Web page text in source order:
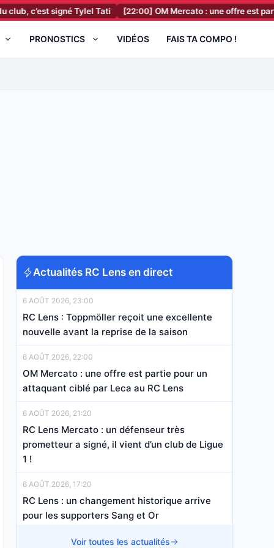
signé Tylel Tati [22:00] OM Mercato : une offre est partie
PRONOSTICS VIDÉOS FAIS TA COMPO !
Actualités RC Lens en direct
6 AOÛT 2026, 23:00
RC Lens : Toppmöller reçoit une excellente
nouvelle avant la reprise de la saison
6 AOÛT 2026, 22:00
OM Mercato : une offre est partie pour un
attaquant ciblé par Leca au RC Lens
6 AOÛT 2026, 21:20
RC Lens Mercato : un défenseur très
prometteur a signé, il vient d’un club de Ligue
1 !
6 AOÛT 2026, 17:20
RC Lens : un changement historique arrive
pour les supporters Sang et Or
6 AOÛT 2026, 16:20Voir toutes les actualités